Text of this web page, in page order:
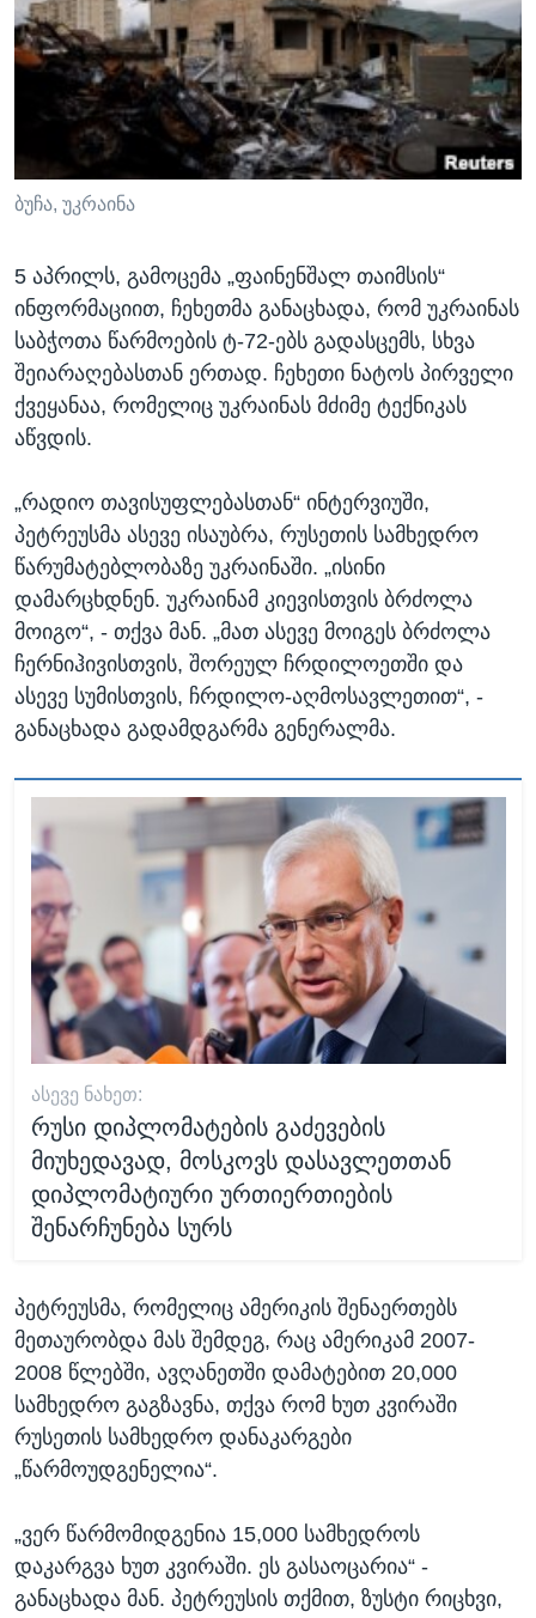
ბუჩა, უკრაინა
5 აპრილს, გამოცემა „ფაინენშალ თაიმსის“
ინფორმაციით, ჩეხეთმა განაცხადა, რომ უკრაინას
საბჭოთა წარმოების ტ-72-ებს გადასცემს, სხვა
შეიარაღებასთან ერთად. ჩეხეთი ნატოს პირველი
ქვეყანაა, რომელიც უკრაინას მძიმე ტექნიკას
აწვდის.
„რადიო თავისუფლებასთან“ ინტერვიუში,
პეტრეუსმა ასევე ისაუბრა, რუსეთის სამხედრო
წარუმატებლობაზე უკრაინაში. „ისინი
დამარცხდნენ. უკრაინამ კიევისთვის ბრძოლა
მოიგო“, - თქვა მან. „მათ ასევე მოიგეს ბრძოლა
ჩერნიჰივისთვის, შორეულ ჩრდილოეთში და
ასევე სუმისთვის, ჩრდილო-აღმოსავლეთით“, -
განაცხადა გადამდგარმა გენერალმა.
ᲐᲡᲔᲕᲔ ᲜᲐᲮᲔᲗ:
რუსი დიპლომატების გაძევების
მიუხედავად, მოსკოვს დასავლეთთან
დიპლომატიური ურთიერთიების
შენარჩუნება სურს
პეტრეუსმა, რომელიც ამერიკის შენაერთებს
მეთაურობდა მას შემდეგ, რაც ამერიკამ 2007-
2008 წლებში, ავღანეთში დამატებით 20,000
სამხედრო გაგზავნა, თქვა რომ ხუთ კვირაში
რუსეთის სამხედრო დანაკარგები
„წარმოუდგენელია“.
„ვერ წარმომიდგენია 15,000 სამხედროს
დაკარგვა ხუთ კვირაში. ეს გასაოცარია“ -
განაცხადა მან. პეტრეუსის თქმით, ზუსტი რიცხვი,